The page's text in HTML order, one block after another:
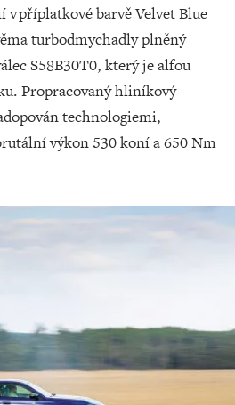
v příplatkové barvě Velvet Blue
turbodmychadly plněný
S58B30T0, který je alfou
Propracovaný hliníkový
technologiemi,
výkon 530 koní a 650 Nm